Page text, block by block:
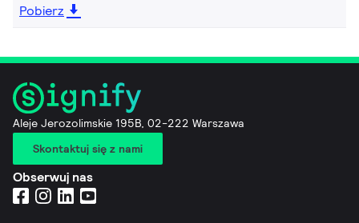
Pobierz
Aleje Jerozolimskie 195B, 02-222 Warszawa
Skontaktuj się z nami
Obserwuj nas